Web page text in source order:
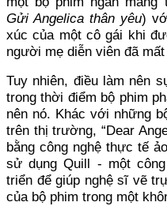
Gửi Angelica thân yêu)
xúc của một cô gái khi
người mẹ diễn viên đã
Tuy nhiên, điều làm nên
trong thời điểm bộ phim
nên nó. Khác với những
trên thị trường, “Dear
bằng công nghệ thực tế
sử dụng Quill - một
triển để giúp nghệ sĩ vẽ
của bộ phim trong một